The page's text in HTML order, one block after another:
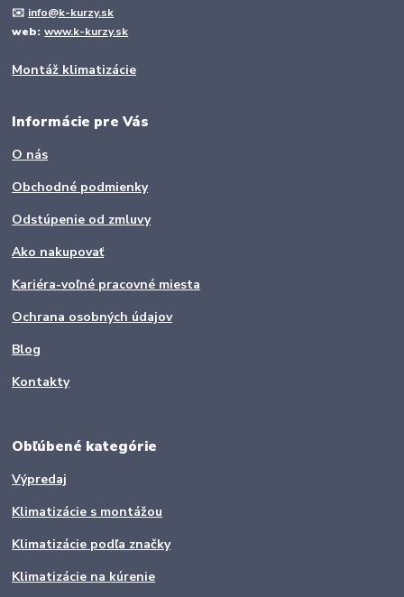
✉️ info@k-kurzy.sk
web:www.k-kurzy.sk
Montáž klimatizácie
Informácie pre Vás
O nás
Obchodné podmienky
Odstúpenie od zmluvy
Ako nakupovať
Kariéra-voľné pracovné miesta
Ochrana osobných údajov
Blog
Kontakty
Obľúbené kategórie
Výpredaj
Klimatizácie s montážou
Klimatizácie podľa značky
Klimatizácie na kúrenie